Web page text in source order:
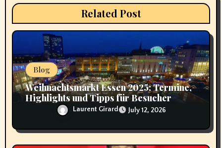
o
n
Related Post
Blog
Weihnachtsmarkt Essen 2025: Termine,
Highlights und Tipps für Besucher
Laurent Girard July 12, 2026